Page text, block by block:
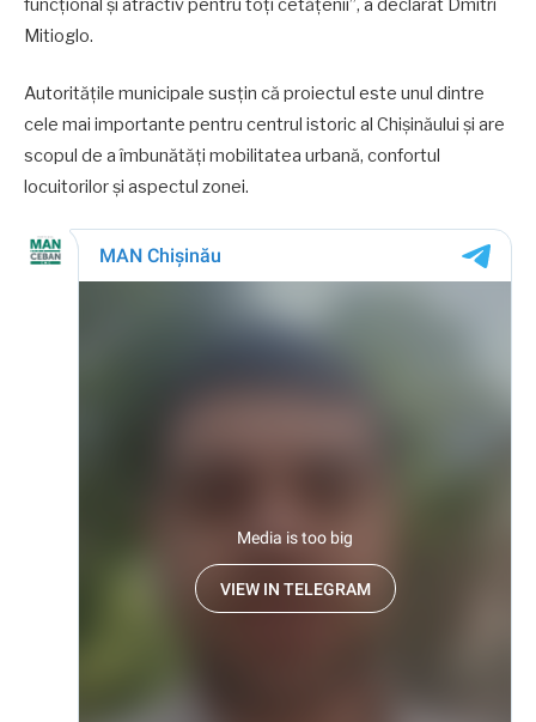
Mitioglo.
Autoritățile municipale susțin că proiectul este unul dintre
cele mai importante pentru centrul istoric al Chișinăului și are
scopul de a îmbunătăți mobilitatea urbană, confortul
locuitorilor și aspectul zonei.